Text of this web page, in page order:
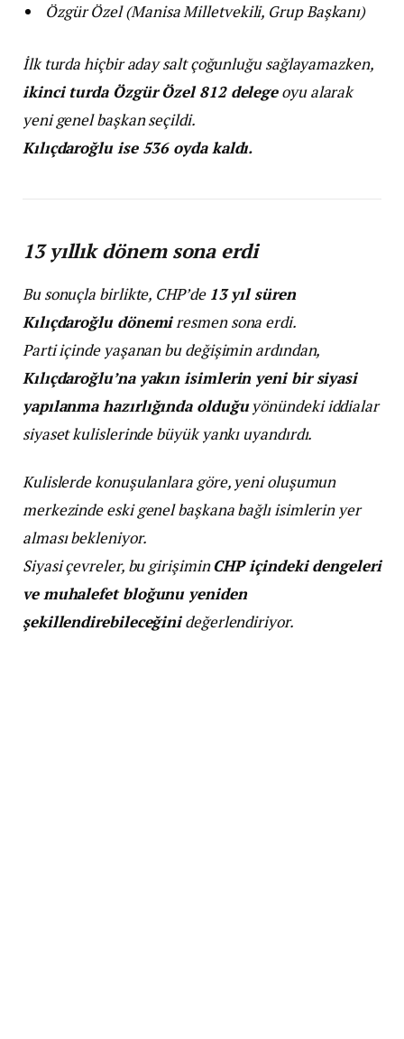
Özgür Özel (Manisa Milletvekili, Grup Başkanı)
İlk turda hiçbir aday salt çoğunluğu sağlayamazken,
ikinci turda Özgür Özel 812 delegeoyu alarak
yeni genel başkan seçildi.
Kılıçdaroğlu ise 536 oyda kaldı.
13 yıllık dönem sona erdi
Bu sonuçla birlikte, CHP’de 13 yıl süren
Kılıçdaroğlu dönemiresmen sona erdi.
Parti içinde yaşanan bu değişimin ardından,
Kılıçdaroğlu’na yakın isimlerin yeni bir siyasi
yapılanma hazırlığında olduğuyönündeki iddialar
siyaset kulislerinde büyük yankı uyandırdı.
Kulislerde konuşulanlara göre, yeni oluşumun
merkezinde eski genel başkana bağlı isimlerin yer
alması bekleniyor.
Siyasi çevreler, bu girişiminCHP içindeki dengeleri
ve muhalefet bloğunu yeniden
şekillendirebileceğinideğerlendiriyor.